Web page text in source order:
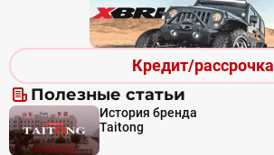
Кредит/рассрочка
Полезные статьи
История бренда
Taitong